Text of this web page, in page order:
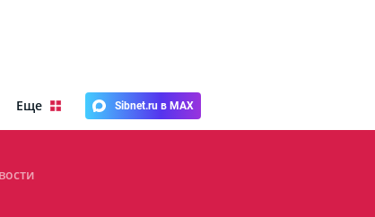
Еще Sibnet.ru в MAX